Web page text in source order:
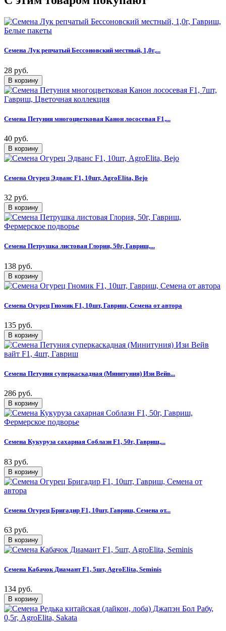
Семена Лук репчатый Бессоновский местный, 1,0г,...
28 руб.
Семена Петуния многоцветковая Канон лососевая F1,...
40 руб.
Семена Огурец Эдванс F1, 10шт, AgroElita, Bejo
32 руб.
Семена Петрушка листовая Глория, 50г, Гавриш,...
138 руб.
Семена Огурец Гномик F1, 10шт, Гавриш, Семена от автора
135 руб.
Семена Петуния суперкаскадная (Минитуния) Изи Вейв...
286 руб.
Семена Кукуруза сахарная Соблазн F1, 50г, Гавриш,...
83 руб.
Семена Огурец Бригадир F1, 10шт, Гавриш, Семена от...
63 руб.
Семена Кабачок Диамант F1, 5шт, AgroElita, Seminis
134 руб.